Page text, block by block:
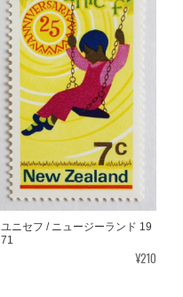
ユニセフ / ニュージーランド 19
71
¥210